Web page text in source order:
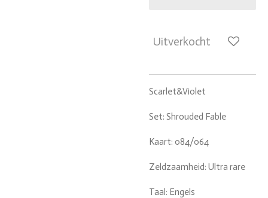
Uitverkocht
Scarlet&Violet
Set: Shrouded Fable
Kaart: 084/064
Zeldzaamheid: Ultra rare
Taal: Engels